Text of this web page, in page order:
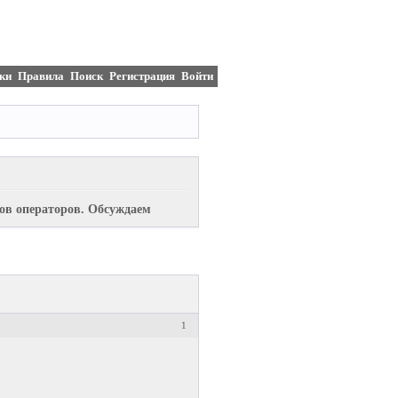
Правила Поиск Регистрация Войти
операторов. Обсуждаем
1